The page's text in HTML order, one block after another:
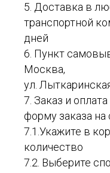
5. Доставка в
транспортной
дней
6. Пункт
Москва,
ул.
7. Заказ и
форму заказа на
7.1.Укажите в
количество
7.2. Выберите